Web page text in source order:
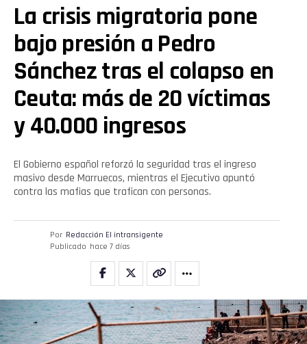
La crisis migratoria pone
bajo presión a Pedro
Sánchez tras el colapso en
Ceuta: más de 20 víctimas
y 40.000 ingresos
El Gobierno español reforzó la seguridad tras el ingreso
masivo desde Marruecos, mientras el Ejecutivo apuntó
contra las mafias que trafican con personas.
Por Redacción El intransigente
Publicado hace 7 días